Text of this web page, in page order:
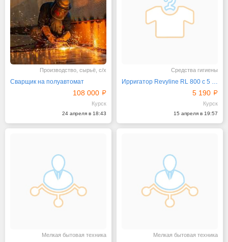
Производство, сырьё, с/х
Сварщик на полуавтомат
108 000
Курск
24 апреля в 18:43
Средства гигиены
Ирригатор Revyline RL 800 с 5 режимами чистки
5 190
Курск
15 апреля в 19:57
Мелкая бытовая техника Мелкая бытовая техника